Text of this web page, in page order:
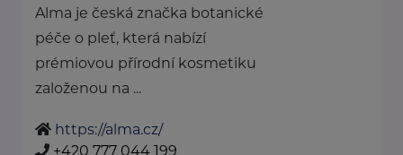
Alma je česká značka botanické
péče o pleť, která nabízí
prémiovou přírodní kosmetiku
založenou na ...
https://alma.cz/
+420 777 044 199